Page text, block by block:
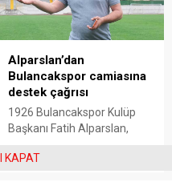
üreticiyi değil tekelleri
koruduğunu savundu.
Alparslan’dan
Bulancakspor camiasına
destek çağrısı
1926 Bulancakspor Kulüp
Başkanı Fatih Alparslan,
tesisleşmeden kurumsal
07.08.2026
KAPAT